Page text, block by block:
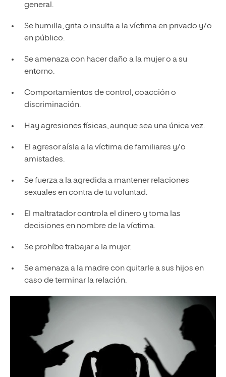
general.
Se humilla, grita o insulta a la víctima en privado y/o
en público.
Se amenaza con hacer daño a la mujer o a su
entorno.
Comportamientos de control, coacción o
discriminación.
Hay agresiones físicas, aunque sea una única vez.
El agresor aísla a la víctima de familiares y/o
amistades.
Se fuerza a la agredida a mantener relaciones
sexuales en contra de tu voluntad.
El maltratador controla el dinero y toma las
decisiones en nombre de la víctima.
Se prohíbe trabajar a la mujer.
Se amenaza a la madre con quitarle a sus hijos en
caso de terminar la relación.